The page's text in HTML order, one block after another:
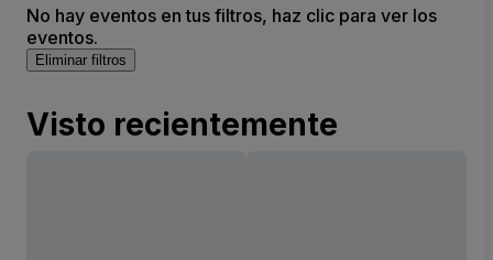
No hay eventos en tus filtros, haz clic para ver los
eventos.
Eliminar filtros
Visto recientemente